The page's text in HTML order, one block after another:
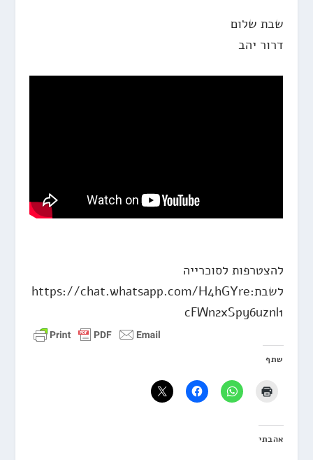
שבת שלום
דרור יהב
להצטרפות לסוכרייה
לשבת:https://chat.whatsapp.com/H4hGYre
cFWn2xSpy6uznl1
שתף
אהבתי